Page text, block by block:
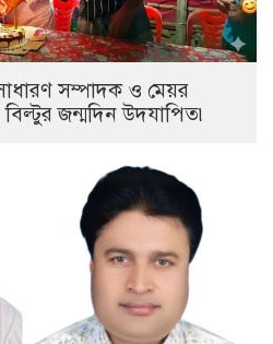
সম্পাদক ও মেয়র
বিল্টুর জন্মদিন উদযাপিত৷